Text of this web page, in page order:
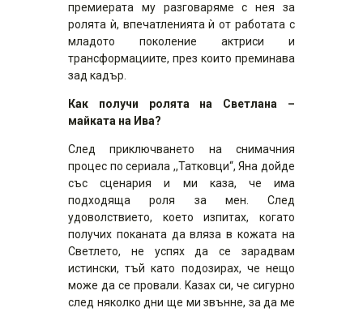
премиерата му разговаряме с нея за
ролята ѝ, впечатленията ѝ от работата с
младото поколение актриси и
трансформациите, през които преминава
зад кадър.
Как получи ролята на Светлана –
майката на Ива?
След приключването на снимачния
процес по сериала ,,Татковци“, Яна дойде
със сценария и ми каза, че има
подходяща роля за мен. След
удоволствието, което изпитах, когато
получих поканата да вляза в кожата на
Светлето, не успях да се зарадвам
истински, тъй като подозирах, че нещо
може да се провали. Kaзах си, че сигурно
след няколко дни ще ми звънне, за да ме